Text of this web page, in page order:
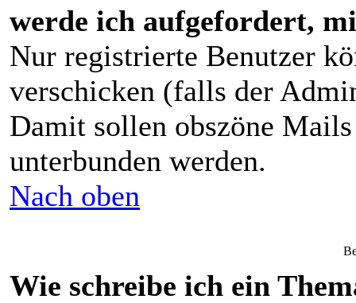
werde ich aufgefordert,
Nur registrierte Benutzer
verschicken (falls der
Damit sollen obszöne
unterbunden werden.
Nach oben
Wie schreibe ich ein